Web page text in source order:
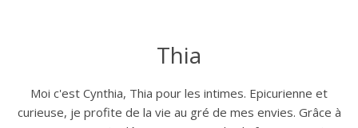
Thia
Moi c'est Cynthia, Thia pour les intimes. Epicurienne et
curieuse, je profite de la vie au gré de mes envies. Grâce à